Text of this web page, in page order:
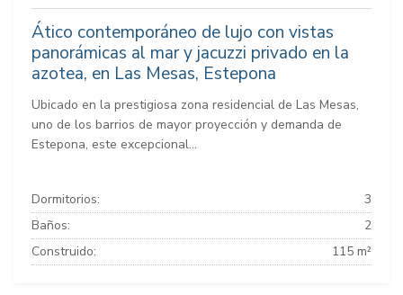
Ático contemporáneo de lujo con vistas
panorámicas al mar y jacuzzi privado en la
azotea, en Las Mesas, Estepona
Ubicado en la prestigiosa zona residencial de Las Mesas,
uno de los barrios de mayor proyección y demanda de
Estepona, este excepcional...
Dormitorios:
3
Baños:
2
Construido:
115 m²